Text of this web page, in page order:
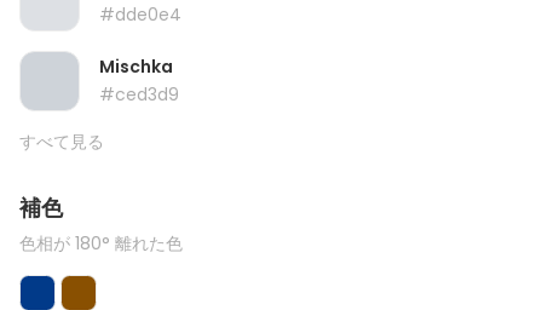
#dde0e4
Mischka
#ced3d9
すべて見る
補色
色相が 180° 離れた色